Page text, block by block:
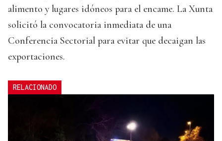
alimento y lugares idóneos para el encame. La Xunta
solicitó la convocatoria inmediata de una
Conferencia Sectorial para evitar que decaigan las
exportaciones.
RELACIONADO